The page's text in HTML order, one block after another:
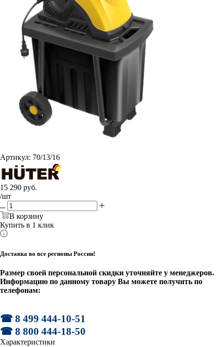
Артикул: 70/13/16
15 290 руб.
/шт
В корзину
Купить в 1 клик
Доставка во все регионы России!
Размер своей персональной скидки уточняйте у менеджеров.
Информацию по данному товару Вы можете получить по
телефонам:
☎ 8 499 444-10-51
☎ 8 800 444-18-50
Характеристики